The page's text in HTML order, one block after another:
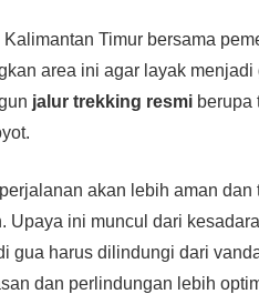
Timur bersama
area ini agar layak
jalur trekking resmi berupa
akan lebih aman
Upaya ini muncul dari
gua harus dilindungi dari
dan perlindungan lebih